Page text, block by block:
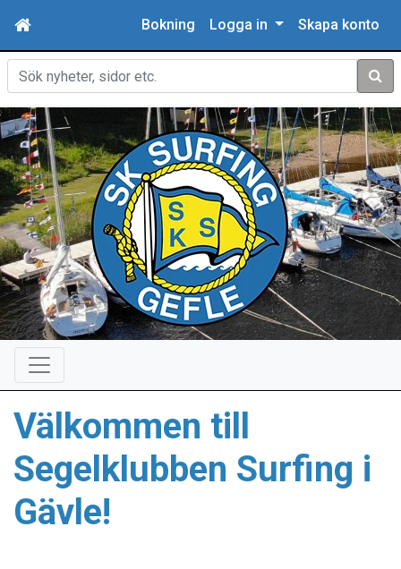
Bokning Logga in Skapa konto
Sök
Välkommen till
Segelklubben Surfing i
Gävle!